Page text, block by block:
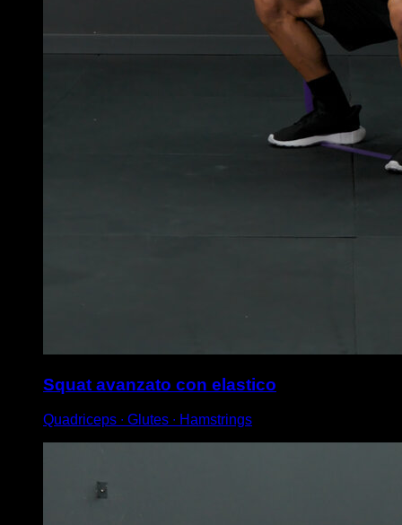
Squat avanzato con elastico
Quadriceps ∙ Glutes ∙ Hamstrings